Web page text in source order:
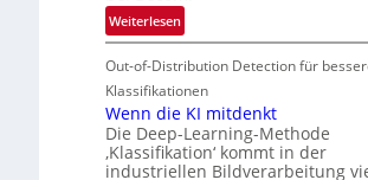
i
t
e
I
S
I
O
N
T
e
o
u
r
a
u
f
Weiterlesen:
T
a
g
u
n
g
Out-of-Distribution Detection für
Klassifikationen
Wenn die KI mitdenkt
Die Deep-Learning-Methode
‚Klassifikation‘ kommt in der
industriellen Bildverarbeitung